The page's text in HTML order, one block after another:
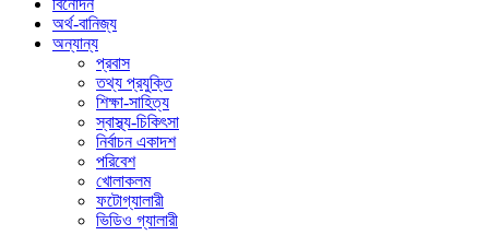
বিনোদন
অর্থ-বানিজ্য
অন্যান্য
প্রবাস
তথ্য প্রযুক্তি
শিক্ষা-সাহিত্য
স্বাস্থ্য-চিকিৎসা
নির্বাচন একাদশ
পরিবেশ
খোলাকলম
ফটোগ্যালারী
ভিডিও গ্যালারী